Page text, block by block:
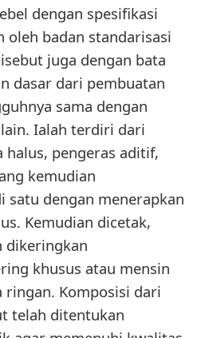
dengan spesifikasi
oleh badan standarisasi
juga dengan bata
dasar dari pembuatan
sama dengan
Ialah terdiri dari
pengeras aditif,
kemudian
satu dengan menerapkan
Kemudian dicetak,
dikeringkan
khusus atau mensin
ringan. Komposisi dari
telah ditentukan